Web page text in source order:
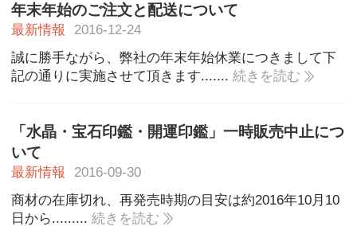
年末年始のご注文と配送について
最新情報
2016-12-24
誠に勝手ながら、弊社の年末年始休業につきまして下
記の通りに実施させて頂きます.......続きを読む
「水晶・宝石印鑑・開運印鑑」一時販売中止につ
いて
最新情報
2016-09-30
商材の在庫切れ、再発売時期の目安は約2016年10月10
日から.........続きを読む